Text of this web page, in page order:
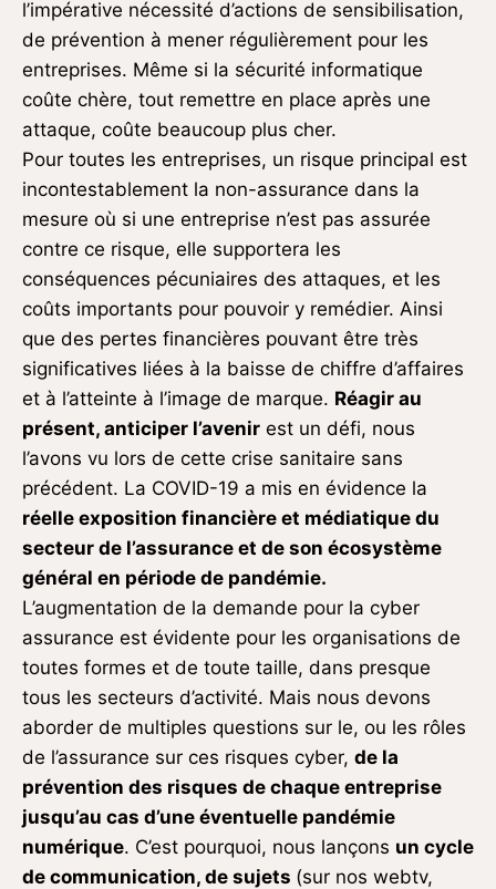
l’impérative nécessité d’actions de sensibilisation,
de prévention à mener régulièrement pour les
entreprises. Même si la sécurité informatique
coûte chère, tout remettre en place après une
attaque, coûte beaucoup plus cher.
Pour toutes les entreprises, un risque principal est
incontestablement la non-assurance dans la
mesure où si une entreprise n’est pas assurée
contre ce risque, elle supportera les
conséquences pécuniaires des attaques, et les
coûts importants pour pouvoir y remédier. Ainsi
que des pertes financières pouvant être très
significatives liées à la baisse de chiffre d’affaires
et à l’atteinte à l’image de marque. Réagir au
présent, anticiper l’avenir est un défi, nous
l’avons vu lors de cette crise sanitaire sans
précédent. La COVID-19 a mis en évidence la
réelle exposition financière et médiatique du
secteur de l’assurance et de son écosystème
général en période de pandémie.
L’augmentation de la demande pour la cyber
assurance est évidente pour les organisations de
toutes formes et de toute taille, dans presque
tous les secteurs d’activité. Mais nous devons
aborder de multiples questions sur le, ou les rôles
de l’assurance sur ces risques cyber, de la
prévention des risques de chaque entreprise
jusqu’au cas d’une éventuelle pandémie
numérique. C’est pourquoi, nous lançons un cycle
de communication, de sujets (sur nos webtv,